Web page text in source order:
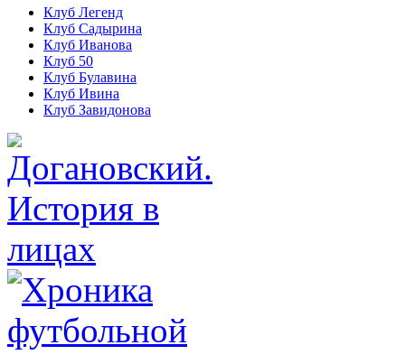
Клуб Легенд
Клуб Садырина
Клуб Иванова
Клуб 50
Клуб Булавина
Клуб Ивина
Клуб Завидонова